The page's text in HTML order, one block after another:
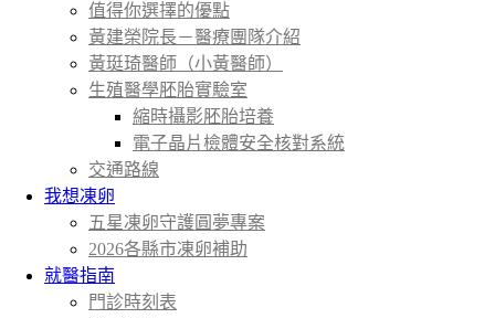
值得你選擇的優點
黃建榮院長－醫療團隊介紹
黃珽琦醫師（小黃醫師）
生殖醫學胚胎實驗室
縮時攝影胚胎培養
電子晶片檢體安全核對系統
交通路線
我想凍卵
五星凍卵守護圓夢專案
2026各縣市凍卵補助
就醫指南
門診時刻表